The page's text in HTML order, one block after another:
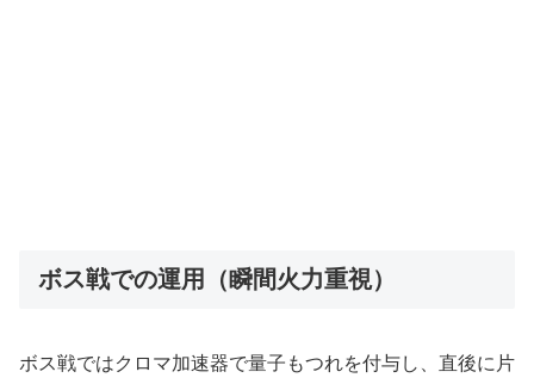
ボス戦での運用（瞬間火力重視）
ボス戦ではクロマ加速器で量子もつれを付与し、直後に片